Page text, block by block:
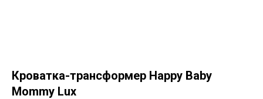
Кроватка-трансформер Happy Baby
Mommy Lux